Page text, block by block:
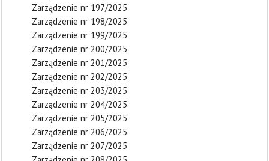
Zarządzenie nr 197/2025
Zarządzenie nr 198/2025
Zarządzenie nr 199/2025
Zarządzenie nr 200/2025
Zarządzenie nr 201/2025
Zarządzenie nr 202/2025
Zarządzenie nr 203/2025
Zarządzenie nr 204/2025
Zarządzenie nr 205/2025
Zarządzenie nr 206/2025
Zarządzenie nr 207/2025